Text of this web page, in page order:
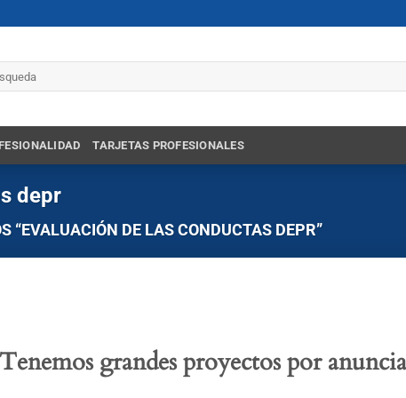
TARJETAS PROFESIONALES
depr
“EVALUACIÓN DE LAS CONDUCTAS DEPR”
Tenemos grandes proyectos por